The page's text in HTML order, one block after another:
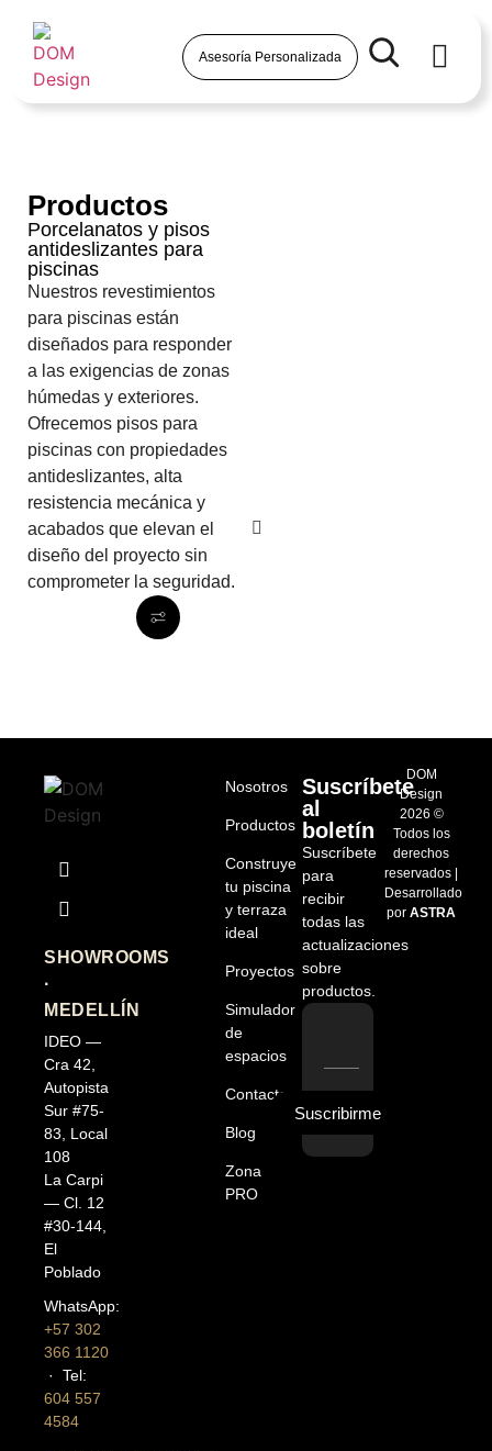
Asesoría Personalizada
Productos
Porcelanatos y pisos
antideslizantes para
piscinas
Nuestros revestimientos
para piscinas están
diseñados para responder
a las exigencias de zonas
húmedas y exteriores.
Ofrecemos pisos para
piscinas con propiedades
antideslizantes, alta
resistencia mecánica y
acabados que elevan el
diseño del proyecto sin
comprometer la seguridad.
SHOWROOMS
·
MEDELLÍN
IDEO —
Cra 42,
Autopista
Sur #75-
83, Local
108
La Carpi
— Cl. 12
#30-144,
El
Poblado
WhatsApp:
+57 302
366 1120
· Tel:
604 557
4584
Nosotros
Productos
Construye
tu piscina
y terraza
ideal
Proyectos
Simulador
de
espacios
Contacto
Blog
Zona
PRO
Suscríbete
al
boletín
Suscríbete
para
recibir
todas las
actualizaciones
sobre
productos.
Suscribirme
DOM
Design
2026 ©
Todos los
derechos
reservados |
Desarrollado
porASTRA